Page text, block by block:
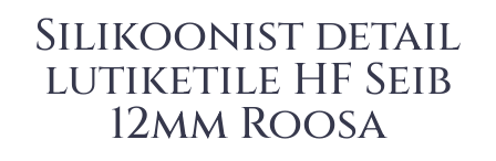
Silikoonist detail
lutiketile HF Seib
12mm Roosa